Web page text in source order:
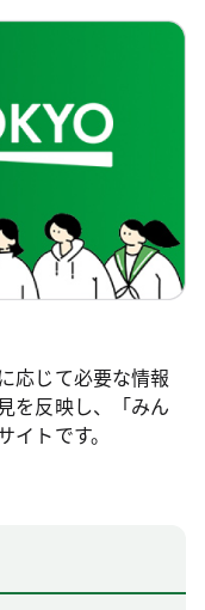
応じて必要な情報
を反映し、「みん
トです。